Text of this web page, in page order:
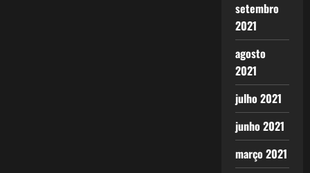
setembro
2021
agosto
2021
julho 2021
junho 2021
março 2021